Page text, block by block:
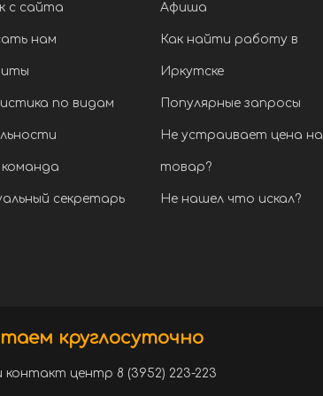
с сайта
нам
по видам
секретарь
Афиша
Как найти работу в
Иркутске
Популярные запросы
Не устраивает цена на
товар?
Не нашел что искал?
круглосуточно
центр 8 (3952) 223-223